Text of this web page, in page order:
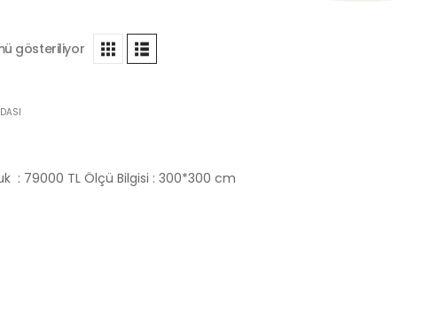
gösteriliyor
Takım İçeriği Lotus Köşe Koltuk : 79000 TL Ölçü Bilgisi : 300*300 cm